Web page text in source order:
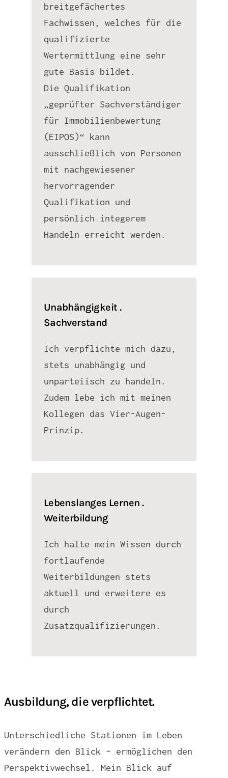
breitgefächertes
Fachwissen, welches für die
qualifizierte
Wertermittlung eine sehr
gute Basis bildet.
Die Qualifikation
„geprüfter Sachverständiger
für Immobilienbewertung
(EIPOS)“ kann
ausschließlich von Personen
mit nachgewiesener
hervorragender
Qualifikation und
persönlich integerem
Handeln erreicht werden.
Unabhängigkeit .
Sachverstand
Ich verpflichte mich dazu,
stets unabhängig und
unparteiisch zu handeln.
Zudem lebe ich mit meinen
Kollegen das Vier-Augen-
Prinzip.
Lebenslanges Lernen .
Weiterbildung
Ich halte mein Wissen durch
fortlaufende
Weiterbildungen stets
aktuell und erweitere es
durch
Zusatzqualifizierungen.
Ausbildung, die verpflichtet.
Unterschiedliche Stationen im Leben
verändern den Blick – ermöglichen den
Perspektivwechsel. Mein Blick auf